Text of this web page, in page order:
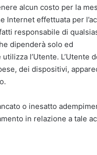
alcun costo per la
effettuata per
responsabile di
dipenderà solo ed
l’Utente. L’Utente
dei dispositivi,
o inesatto
in relazione a tale